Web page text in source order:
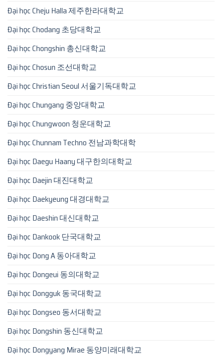
Đại học Cheju Halla 제주한라대학교
Đại học Chodang 초당대학교
Đại học Chongshin 총신대학교
Đại học Chosun 조선대학교
Đại học Christian Seoul 서울기독대학교
Đại học Chungang 중앙대학교
Đại học Chungwoon 청운대학교
Đại học Chunnam Techno 전남과학대학
Đại học Daegu Haany 대구한의대학교
Đại học Daejin 대진대학교
Đại học Daekyeung 대경대학교
Đại học Daeshin 대신대학교
Đại học Dankook 단국대학교
Đại học Dong A 동아대학교
Đại học Dongeui 동의대학교
Đại học Dongguk 동국대학교
Đại học Dongseo 동서대학교
Đại học Dongshin 동신대학교
Đại học Dongyang Mirae 동양미래대학교